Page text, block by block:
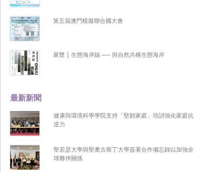
最新新聞
健康與環境科學學院支持「堅韌家庭」培訓強化家庭抗
逆力
聖若瑟大學與聖奧古斯丁大學簽署合作備忘錄以加強全
球夥伴關係
第五屆澳門模擬聯合國大會
展覽 | 生態海岸線 ── 與自然共構生態海岸